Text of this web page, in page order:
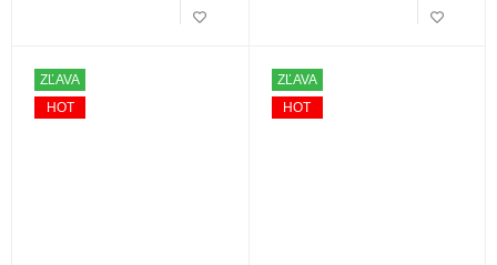
ZĽAVA
HOT
ZĽAVA
HOT